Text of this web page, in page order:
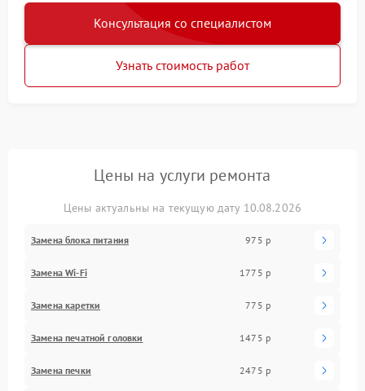
Консультация со специалистом
Узнать стоимость работ
Цены на услуги ремонта
Цены актуальны на текущую дату 10.08.2026
Замена блока питания 975 р
Замена Wi-Fi 1775 р
Замена каретки 775 р
Замена печатной головки 1475 р
Замена печки 2475 р